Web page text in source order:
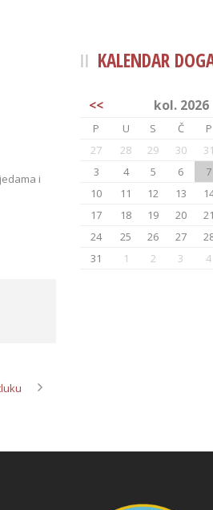
i
KALENDAR
<< kol. 2026
P U S Č P
27
28 29 30 31
3
4 5 6 7
10
11 12 13
17
18 19 20 21
24
25 26 27
31
1 2 3 4